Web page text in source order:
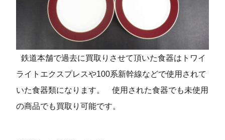
鉄道本舗で過去に買取りさせて頂いた食器はトワイ
ライトエクスプレスや100系新幹線などで使用されて
いた食器類になります。
使用された食器でも未使用
の商品でも買取り可能です。